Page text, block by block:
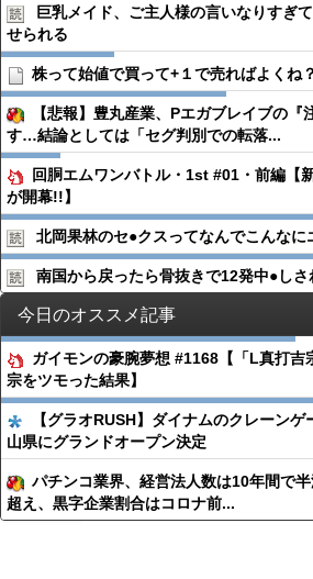
巨乳メイド、ご主人様の言いなりすぎ
せられる
株って始値で買って+１で売ればよくね？
【悲報】豊丸産業、Pエガブレイブの『
す…結論としては「セグ判別での転落...
回胴エムワンバトル・1st #01・前編【
が開幕!!】
北岡果林のセ●︎クスってなんでこんなに
南国から戻ったら骨抜きで12発中●︎しさ
今日のオススメ記事
ガイモンの豪腕夢想 #1168【「L真打吉
宗をツモった結果】
【グラオRUSH】ダイナムのクレーン
山県にグランドオープン決定
パチンコ業界、経営法人数は10年間で
超え、黒字企業割合はコロナ前...